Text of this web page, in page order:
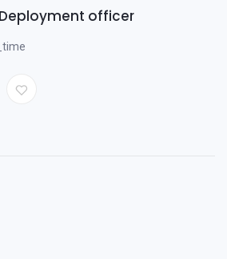
officer